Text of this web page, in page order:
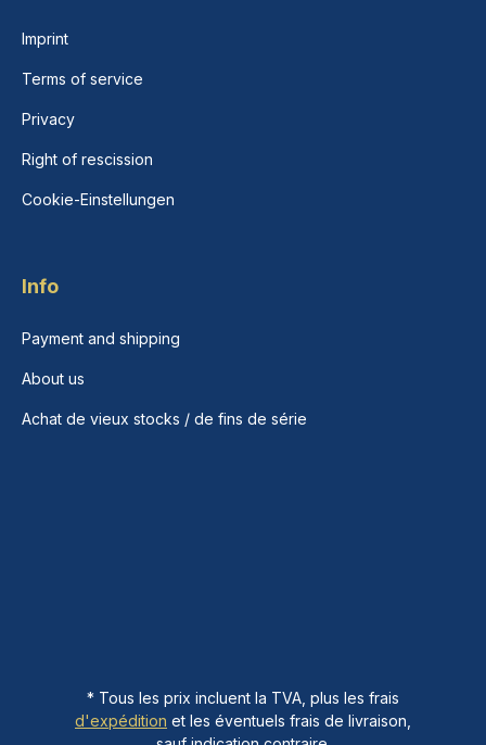
Imprint
Terms of service
Privacy
Right of rescission
Cookie-Einstellungen
Info
Payment and shipping
About us
Achat de vieux stocks / de fins de série
* Tous les prix incluent la TVA, plus les frais
d'expédition et les éventuels frais de livraison,